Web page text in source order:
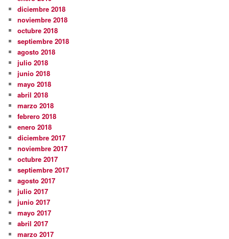
diciembre 2018
noviembre 2018
octubre 2018
septiembre 2018
agosto 2018
julio 2018
junio 2018
mayo 2018
abril 2018
marzo 2018
febrero 2018
enero 2018
diciembre 2017
noviembre 2017
octubre 2017
septiembre 2017
agosto 2017
julio 2017
junio 2017
mayo 2017
abril 2017
marzo 2017